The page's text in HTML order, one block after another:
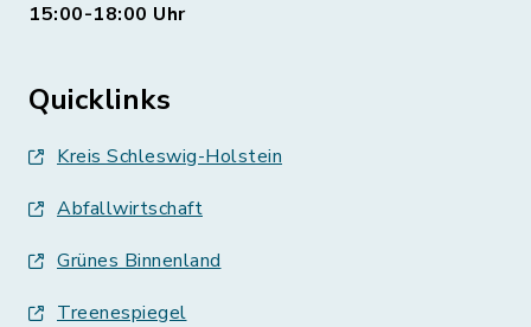
15:00-18:00 Uhr
Quicklinks
Kreis Schleswig-Holstein
Abfallwirtschaft
Grünes Binnenland
Treenespiegel